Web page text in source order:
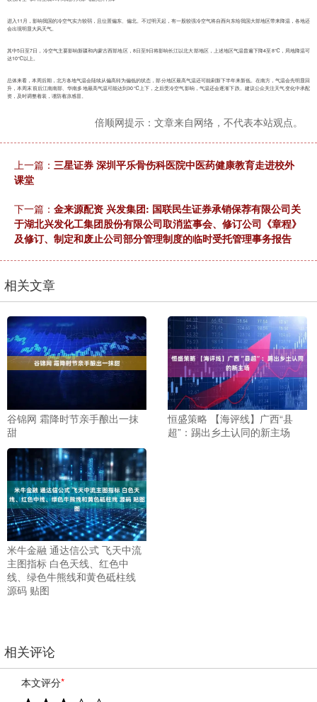
进入11月，影响我国的冷空气实力较弱，且位置偏东、偏北。不过明天起，有一股较强冷空气将自西向东给我国大部地区带来降温，各地还
会出现明显大风天气。
其中5日至7日，冷空气主要影响新疆和内蒙古西部地区，8日至9日将影响长江以北大部地区，上述地区气温普遍下降4至8℃，局地降温可
达10℃以上。
总体来看，本周后期，北方各地气温会陆续从偏高转为偏低的状态，部分地区最高气温还可能刷新下半年来新低。在南方，气温会先明显回
升，本周末前后江南南部、华南多地最高气温可能达到30℃上下，之后受冷空气影响，气温还会逐渐下跌。建议公众关注天气变化中承配
资，及时调整着装，谨防着凉感冒。
倍顺网提示：文章来自网络，不代表本站观点。
上一篇： 三星证券 深圳平乐骨伤科医院中医药健康教育走进校外
课堂
下一篇： 金来源配资 兴发集团: 国联民生证券承销保荐有限公司关
于湖北兴发化工集团股份有限公司取消监事会、修订公司《章程》
及修订、制定和废止公司部分管理制度的临时受托管理事务报告
相关文章
谷锦网 霜降时节亲手酿出一抹
甜
恒盛策略 【海评线】广西“县
超”：踢出乡土认同的新主场
米牛金融 通达信公式 飞天中流
主图指标 白色天线、红色中
线、绿色牛熊线和黄色砥柱线
源码 贴图
相关评论
本文评分*